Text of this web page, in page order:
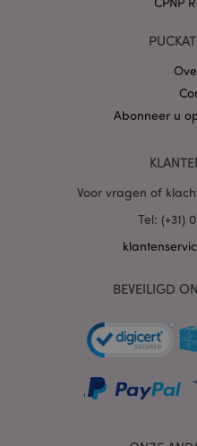
Abonneer u
Voor vragen of
Tel: (+31)
BEVEILIGD
PHPSESSID
mage-cache-sessid